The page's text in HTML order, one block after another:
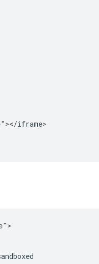
iframe>